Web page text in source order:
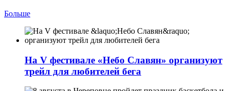
Больше
На V фестивале «Небо Славян» организуют
трейл для любителей бега